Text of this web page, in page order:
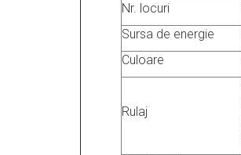
Nr. locuri
Sursa de energie
Culoare
Rulaj